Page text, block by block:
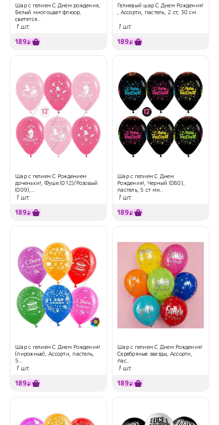
Шар с гелием С Днем рождения,
Белый многоцвет флюор,
светятся...
1 шт.
189₽
Гелиевый шар С Днем Рождения!
, Ассорти, пастель, 2 ст, 30 см.
1 шт.
189₽
Шар с гелием С Рождением
доченьки!, Фуше (012)/Розовый
(009),...
1 шт.
189₽
Шар с гелием С Днем
Рождения!, Черный (080),
пастель, 5 ст мн...
1 шт.
189₽
Шар с гелием С Днем Рождения!
(пирожные), Ассорти, пастель,
5...
1 шт.
189₽
Шар с гелием С Днем Рождения!
Серебряные звезды, Ассорти,
пас...
1 шт.
189₽